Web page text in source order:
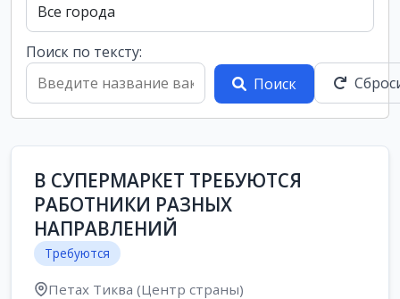
Поиск по тексту:
Поиск
В СУПЕРМАРКЕТ ТРЕБУЮТСЯ
РАБОТНИКИ РАЗНЫХ
НАПРАВЛЕНИЙ
Требуются
Петах Тиква (Центр страны)